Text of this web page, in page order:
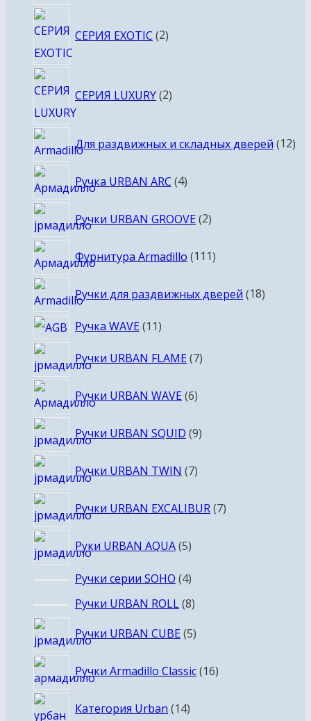
СЕРИЯ EXOTIC 2товара
СЕРИЯ LUXURY 2товара
Для раздвижных и складных дверей 1212
Ручка URBAN ARC 44
Ручки URBAN GROOVE 22
Фурнитура Armadillo 111111
Ручки для раздвижных дверей 1818
Ручка WAVE 1111
Ручки URBAN FLAME 77
Ручки URBAN WAVE 66
Ручки URBAN SQUID 99
Ручки URBAN TWIN 77
Ручки URBAN EXCALIBUR 77
Руки URBAN AQUA 55
Ручки серии SOHO 44
товара
Ручки URBAN ROLL 88
Ручки URBAN CUBE 55
Ручки Armadillo Classic 1616
Категория Urban 1414